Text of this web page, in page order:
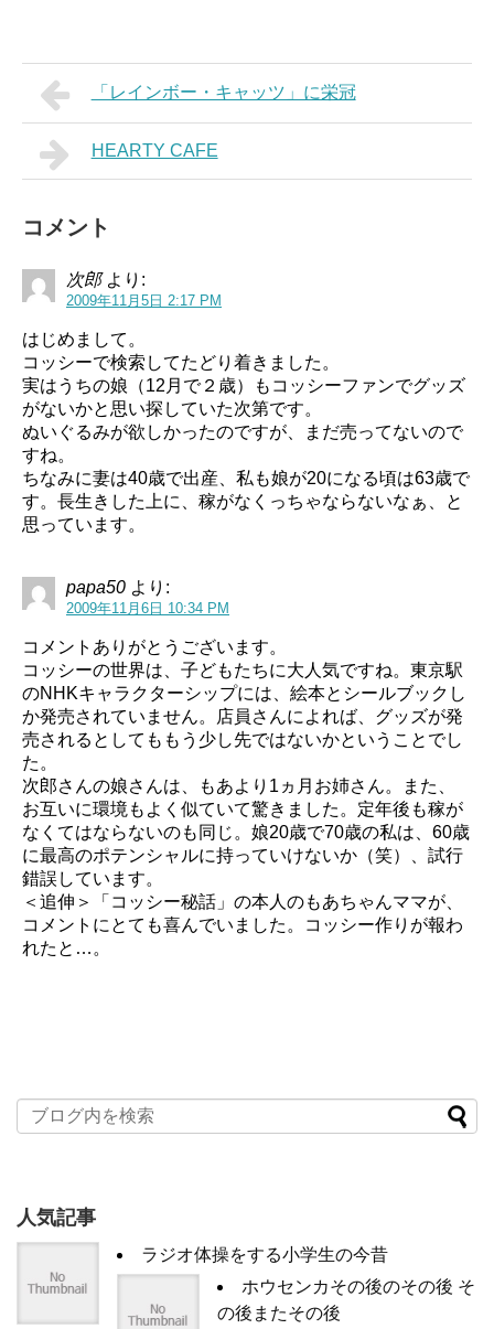
「レインボー・キャッツ」に栄冠
HEARTY CAFE
コメント
次郎 より:
2009年11月5日 2:17 PM
はじめまして。
コッシーで検索してたどり着きました。
実はうちの娘（12月で２歳）もコッシーファンでグッズ
がないかと思い探していた次第です。
ぬいぐるみが欲しかったのですが、まだ売ってないので
すね。
ちなみに妻は40歳で出産、私も娘が20になる頃は63歳で
す。長生きした上に、稼がなくっちゃならないなぁ、と
思っています。
papa50 より:
2009年11月6日 10:34 PM
コメントありがとうございます。
コッシーの世界は、子どもたちに大人気ですね。東京駅
のNHKキャラクターシップには、絵本とシールブックし
か発売されていません。店員さんによれば、グッズが発
売されるとしてももう少し先ではないかということでし
た。
次郎さんの娘さんは、もあより1ヵ月お姉さん。また、
お互いに環境もよく似ていて驚きました。定年後も稼が
なくてはならないのも同じ。娘20歳で70歳の私は、60歳
に最高のポテンシャルに持っていけないか（笑）、試行
錯誤しています。
＜追伸＞「コッシー秘話」の本人のもあちゃんママが、
コメントにとても喜んでいました。コッシー作りが報わ
れたと…。
人気記事
ラジオ体操をする小学生の今昔
ホウセンカその後のその後 そ
の後またその後